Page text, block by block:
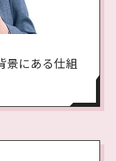
景にある仕組